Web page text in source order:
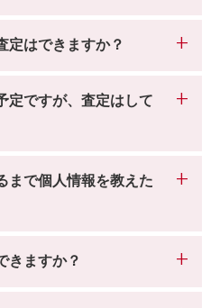
定はできますか？
定ですが、査定はして
まで個人情報を教えた
きますか？